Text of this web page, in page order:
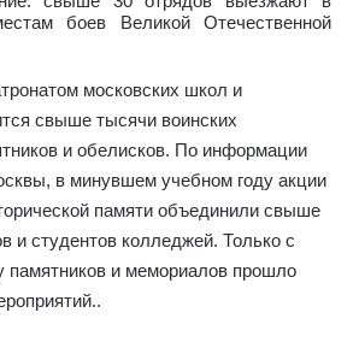
боев Великой Отечественной
московских школ и
свыше тысячи воинских
и обелисков. По информации
в минувшем учебном году акции
памяти объединили свыше
и студентов колледжей. Только с
памятников и мемориалов прошло
.